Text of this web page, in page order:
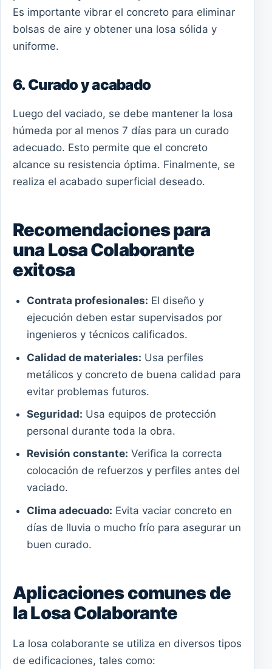
Es importante vibrar el concreto para eliminar
bolsas de aire y obtener una losa sólida y
uniforme.
6. Curado y acabado
Luego del vaciado, se debe mantener la losa
húmeda por al menos 7 días para un curado
adecuado. Esto permite que el concreto
alcance su resistencia óptima. Finalmente, se
realiza el acabado superficial deseado.
Recomendaciones para
una Losa Colaborante
exitosa
Contrata profesionales: El diseño y
ejecución deben estar supervisados por
ingenieros y técnicos calificados.
Calidad de materiales: Usa perfiles
metálicos y concreto de buena calidad para
evitar problemas futuros.
Seguridad: Usa equipos de protección
personal durante toda la obra.
Revisión constante: Verifica la correcta
colocación de refuerzos y perfiles antes del
vaciado.
Clima adecuado: Evita vaciar concreto en
días de lluvia o mucho frío para asegurar un
buen curado.
Aplicaciones comunes de
la Losa Colaborante
La losa colaborante se utiliza en diversos tipos
de edificaciones, tales como: